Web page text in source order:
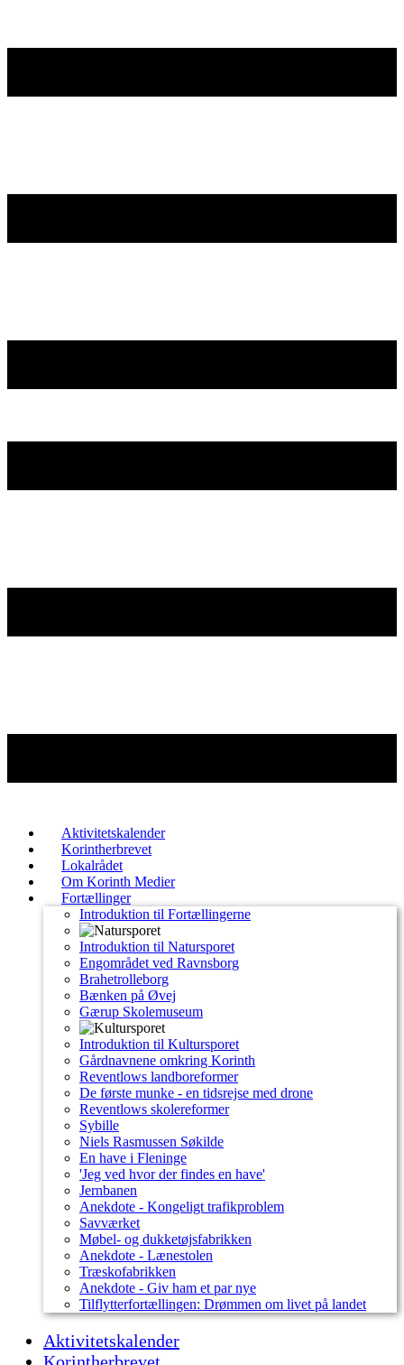
Aktivitetskalender
Korintherbrevet
Lokalrådet
Om Korinth Medier
Fortællinger
Introduktion til Fortællingerne
Introduktion til Natursporet
Engområdet ved Ravnsborg
Brahetrolleborg
Bænken på Øvej
Gærup Skolemuseum
Introduktion til Kultursporet
Gårdnavnene omkring Korinth
Reventlows landboreformer
De første munke - en tidsrejse med drone
Reventlows skolereformer
Sybille
Niels Rasmussen Søkilde
En have i Fleninge
'Jeg ved hvor der findes en have'
Jernbanen
Anekdote - Kongeligt trafikproblem
Savværket
Møbel- og dukketøjsfabrikken
Anekdote - Lænestolen
Træskofabrikken
Anekdote - Giv ham et par nye
Tilflytterfortællingen: Drømmen om livet på landet
Aktivitetskalender